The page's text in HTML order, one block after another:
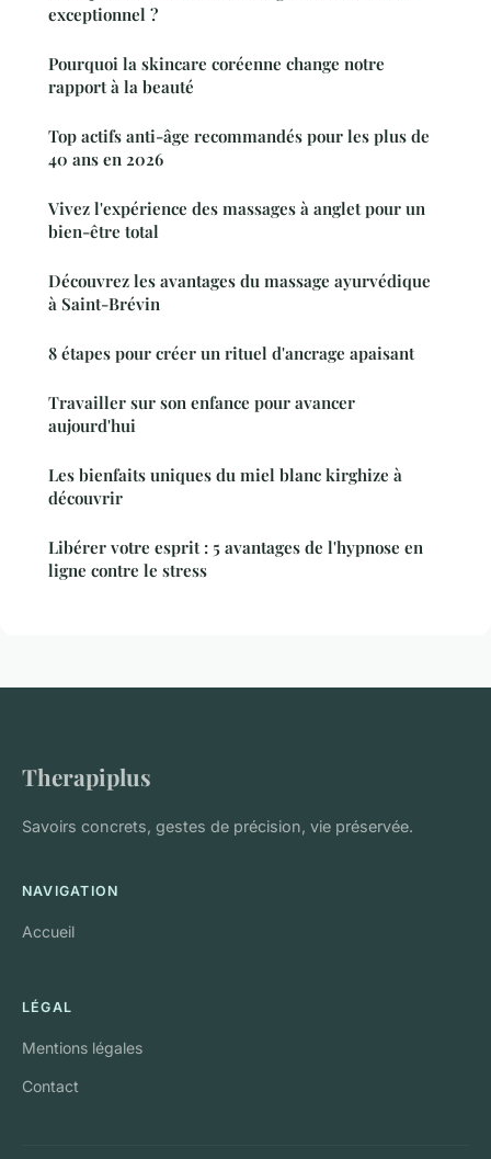
exceptionnel ?
Pourquoi la skincare coréenne change notre
rapport à la beauté
Top actifs anti-âge recommandés pour les plus de
40 ans en 2026
Vivez l'expérience des massages à anglet pour un
bien-être total
Découvrez les avantages du massage ayurvédique
à Saint-Brévin
8 étapes pour créer un rituel d'ancrage apaisant
Travailler sur son enfance pour avancer
aujourd'hui
Les bienfaits uniques du miel blanc kirghize à
découvrir
Libérer votre esprit : 5 avantages de l'hypnose en
ligne contre le stress
Therapiplus
Savoirs concrets, gestes de précision, vie préservée.
NAVIGATION
Accueil
LÉGAL
Mentions légales
Contact